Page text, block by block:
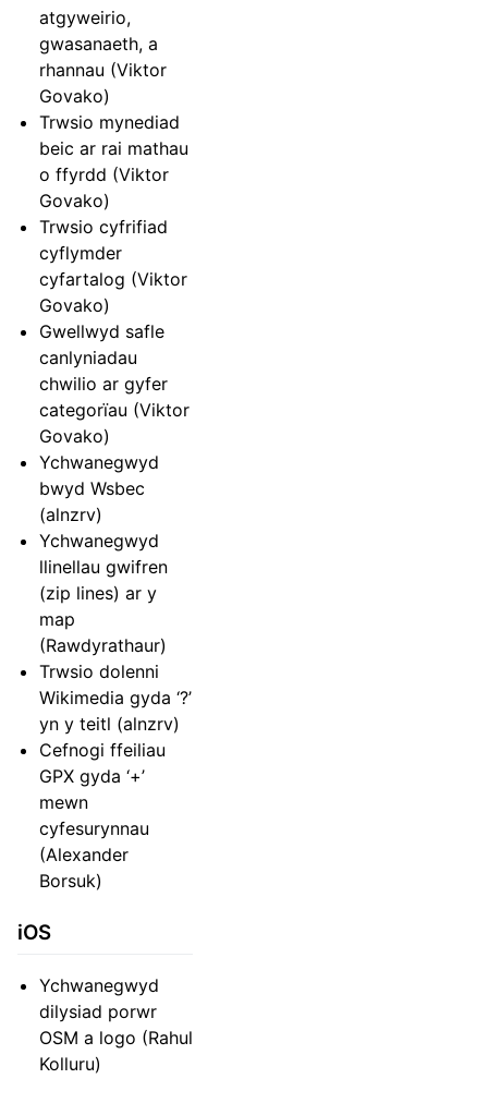
atgyweirio,
gwasanaeth, a
rhannau (Viktor
Govako)
Trwsio mynediad
beic ar rai mathau
o ffyrdd (Viktor
Govako)
Trwsio cyfrifiad
cyflymder
cyfartalog (Viktor
Govako)
Gwellwyd safle
canlyniadau
chwilio ar gyfer
categorïau (Viktor
Govako)
Ychwanegwyd
bwyd Wsbec
(alnzrv)
Ychwanegwyd
llinellau gwifren
(zip lines) ar y
map
(Rawdyrathaur)
Trwsio dolenni
Wikimedia gyda ‘?’
yn y teitl (alnzrv)
Cefnogi ffeiliau
GPX gyda ‘+’
mewn
cyfesurynnau
(Alexander
Borsuk)
iOS
Ychwanegwyd
dilysiad porwr
OSM a logo (Rahul
Kolluru)